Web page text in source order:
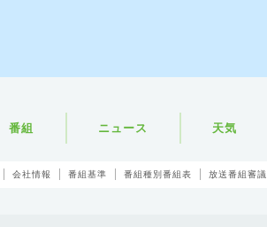
番組 ニュース 天気
会社情報 番組基準 番組種別番組表 放送番組審